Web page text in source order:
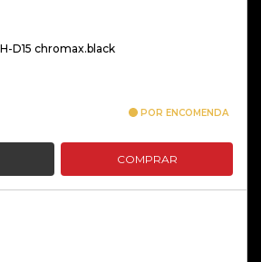
D15 chromax.black
POR ENCOMENDA
COMPRAR